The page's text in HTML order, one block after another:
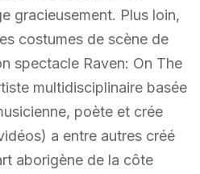
gracieusement. Plus loin,
costumes de scène de
spectacle Raven: On The
multidisciplinaire basée
poète et crée
a entre autres créé
aborigène de la côte